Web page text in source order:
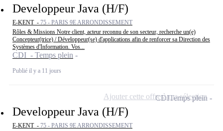
Developpeur Java (H/F)
E-KENT - 75 - PARIS 9E ARRONDISSEMENT
Rôles & Missions Notre client, acteur reconnu de son secteur, recherche un(e)
Concepteur(trice) / Développeur(se) d'applications afin de renforcer sa Direction des
Systèmes d'Information. Vos...
CDI - Temps plein
Publié il y a 11 jours
Developpeur Java (H/F)
E-KENT - 75 - PARIS 9E ARRONDISSEMENT
CDITemps plein
Ajouter cette offre à ma sélection